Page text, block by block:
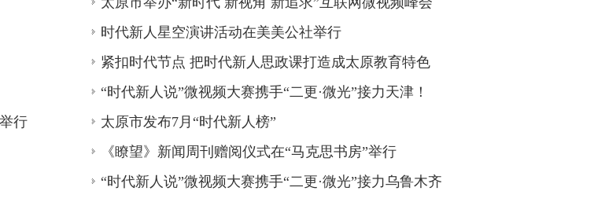
一段段奋斗的故事直抵人心，如一股股暖流涌动在城市的各个角落
“时代新人说”第二季山西财经大学分赛区决赛落幕
比赛中，来自山西财经大学各个院系、不同年级的10名演讲者讲述了发生在他们自己身上、
或者他们身边的平凡而感人的故事
太原市时代新人主题活动让党的创新理论“飞入寻常百姓家”
时代新人星空演讲活动在美美公社举行
紧扣时代节点 把时代新人思政课打造成太原教育特色
“时代新人说”微视频大赛携手“二更·微光”接力天津！
行
太原市发布7月“时代新人榜”
《瞭望》新闻周刊赠阅仪式在“马克思书房”举行
“时代新人说”微视频大赛携手“二更·微光”接力乌鲁木齐